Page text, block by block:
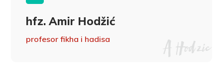
hfz. Amir Hodžić
profesor fikha i hadisa